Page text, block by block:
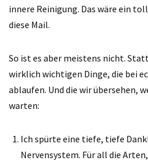
innere Reinigung. Das wäre ein
diese Mail.
So ist es aber meistens nicht.
wirklich wichtigen Dinge, die bei
ablaufen. Und die wir übersehen,
warten:
Ich spürte eine tiefe, tiefe
Nervensystem. Für all die